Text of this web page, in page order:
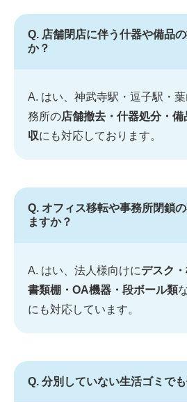
Q. 店舗閉店に伴う什器や備品
か？
A. はい、神武寺駅・逗子駅・
務所の店舗撤去・什器処分・
収にも対応しております。
Q. オフィス移転や事務所閉鎖
ますか？
A. はい、法人様向けにデスク
書類棚・OA機器・段ボール類
にも対応しています。
Q. 分別していない生活ゴミで